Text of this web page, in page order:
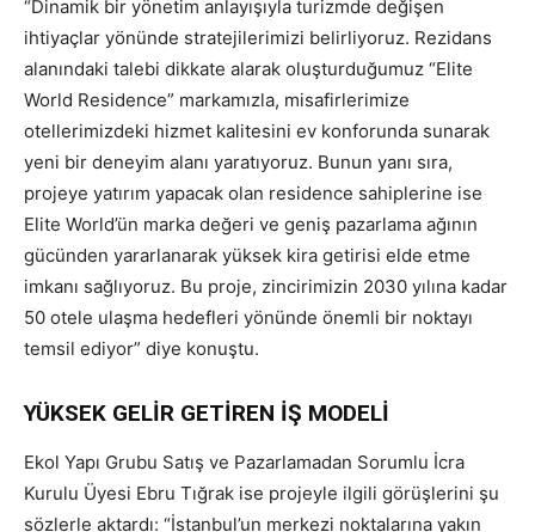
“Dinamik bir yönetim anlayışıyla turizmde değişen
ihtiyaçlar yönünde stratejilerimizi belirliyoruz. Rezidans
alanındaki talebi dikkate alarak oluşturduğumuz “Elite
World Residence” markamızla, misafirlerimize
otellerimizdeki hizmet kalitesini ev konforunda sunarak
yeni bir deneyim alanı yaratıyoruz. Bunun yanı sıra,
projeye yatırım yapacak olan residence sahiplerine ise
Elite World’ün marka değeri ve geniş pazarlama ağının
gücünden yararlanarak yüksek kira getirisi elde etme
imkanı sağlıyoruz. Bu proje, zincirimizin 2030 yılına kadar
50 otele ulaşma hedefleri yönünde önemli bir noktayı
temsil ediyor” diye konuştu.
YÜKSEK GELİR GETİREN İŞ MODELİ
Ekol Yapı Grubu Satış ve Pazarlamadan Sorumlu İcra
Kurulu Üyesi Ebru Tığrak ise projeyle ilgili görüşlerini şu
sözlerle aktardı: “İstanbul’un merkezi noktalarına yakın